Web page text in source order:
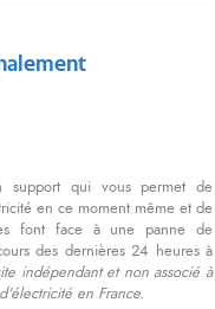
support qui vous permet de
en ce moment même et de
font face à une panne de
des dernières 24 heures à
indépendant et non associé à
en France.